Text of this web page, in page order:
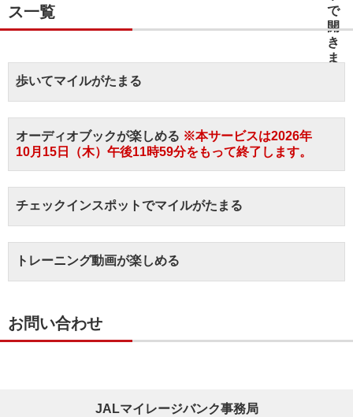
ス一覧
歩いてマイルがたまる
オーディオブックが楽しめる ※本サービスは2026年
10月15日（木）午後11時59分をもって終了します。
チェックインスポットでマイルがたまる
トレーニング動画が楽しめる
お問い合わせ
JALマイレージバンク事務局